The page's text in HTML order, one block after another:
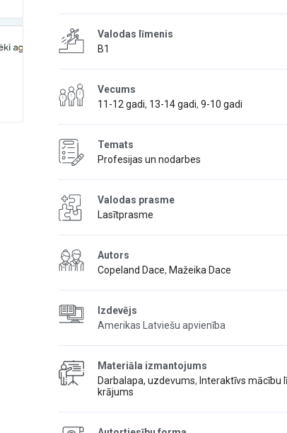
Valodas līmenis
B1
Vecums
11-12 gadi, 13-14 gadi, 9-10 gadi
Temats
Profesijas un nodarbes
Valodas prasme
Lasītprasme
Autors
Copeland Dace, Mažeika Dace
Izdevējs
Amerikas Latviešu apvienība
Materiāla izmantojums
Darbalapa, uzdevums, Interaktīvs mācību
krājums